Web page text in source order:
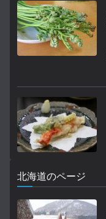
北海道のページ